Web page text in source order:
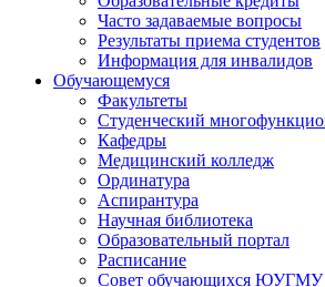
Часто задаваемые вопросы
Результаты приема студентов
Информация для инвалидов
Обучающемуся
Факультеты
Студенческий
Кафедры
Медицинский колледж
Ординатура
Аспирантура
Научная библиотека
Образовательный портал
Расписание
Совет обучающихся ЮУГМУ